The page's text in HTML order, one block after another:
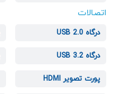
اتصالات
درگاه USB 2.0
درگاه USB 3.2
پورت تصویر HDMI